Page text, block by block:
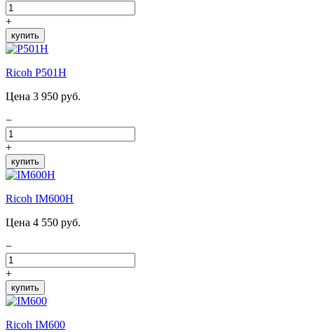
+
купить
Ricoh P501H
Цена 3 950 руб.
−
+
купить
Ricoh IM600H
Цена 4 550 руб.
−
+
купить
Ricoh IM600